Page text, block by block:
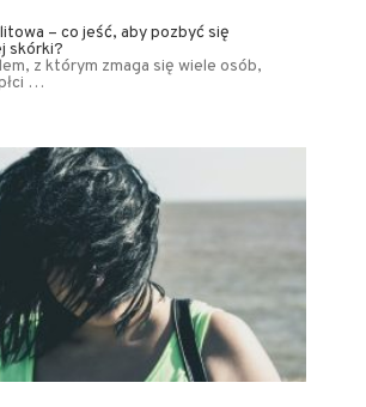
– co jeść, aby pozbyć się
skórki?
z którym zmaga się wiele osób,
…